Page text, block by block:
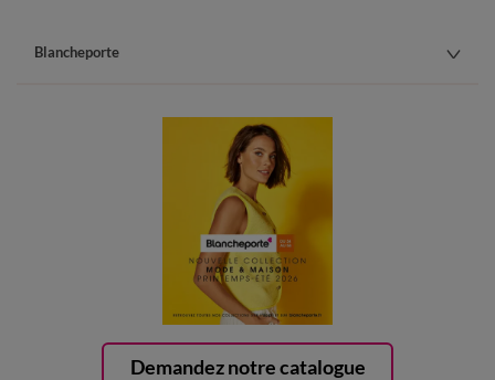
Demandez notre catalogue
Blancheporte